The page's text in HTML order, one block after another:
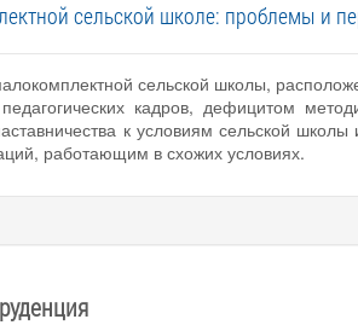
сельской школе: проблемы и
сельской школы,
кадров, дефицитом
к условиям сельской школы
работающим в схожих условиях.